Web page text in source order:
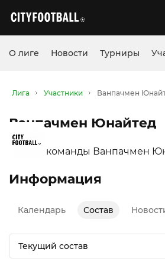
О лиге Новости Турниры
Лига Участники Ванпачмен
Ванпачмен Юнайтед
Информация
Календарь Состав
Текущий состав